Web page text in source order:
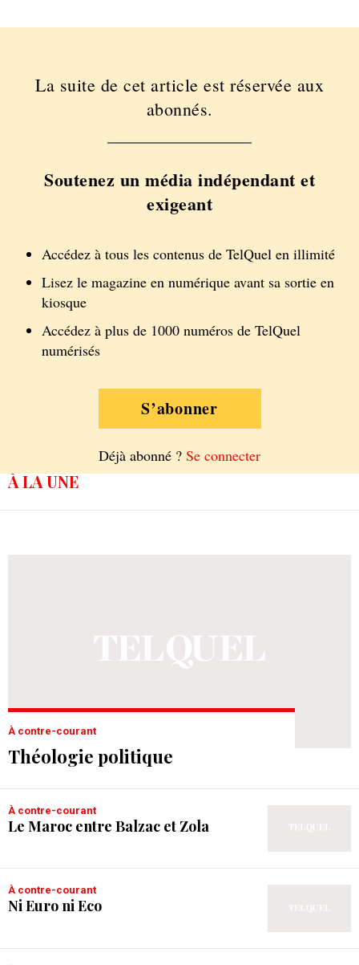
La suite de cet article est réservée aux
abonnés.
Soutenez un média indépendant et
exigeant
Accédez à tous les contenus de TelQuel en illimité
Lisez le magazine en numérique avant sa sortie en
kiosque
Accédez à plus de 1000 numéros de TelQuel
numérisés
S’abonner
Déjà abonné ? Se connecter
À LA UNE
À contre-courant
Théologie politique
À contre-courant
Le Maroc entre Balzac et Zola
À contre-courant
Ni Euro ni Eco